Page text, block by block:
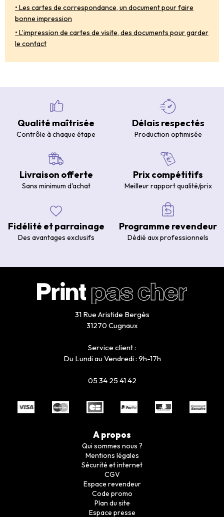
• Les cartes de correspondance, un document pour faire
bonne impression
• L’impression de cartes de visite, des documents pour garder
le contact
Qualité maîtrisée
Contrôle à chaque étape
Délais respectés
Production optimisée
Livraison offerte
Sans minimum d'achat
Prix compétitifs
Meilleur rapport qualité/prix
Fidélité et parrainage
Des avantages exclusifs
Programme revendeur
Dédié aux professionnels
31 Rue Aristide Bergès
31270 Cugnaux
Service client :
Du Lundi au Vendredi : 9h-17h
05 34 25 41 42
A propos
Qui sommes nous ?
Mentions légales
Sécurité et internet
CGV
Espace revendeur
Code promo
Plan du site
Espace presse